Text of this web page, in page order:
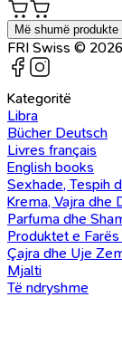
Më shumë produkte
FRI Swiss ©
Kategoritë
Libra
Bücher Deutsch
Livres français
English books
Sexhade, Tespih
Krema, Vajra dhe
Parfuma dhe
Produktet e
Çajra dhe Uje
Mjalti
Të ndryshme